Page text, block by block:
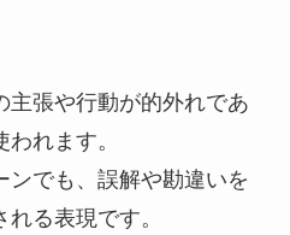
主張や行動が的外れであ
れます。
ンでも、誤解や勘違いを
る表現です。